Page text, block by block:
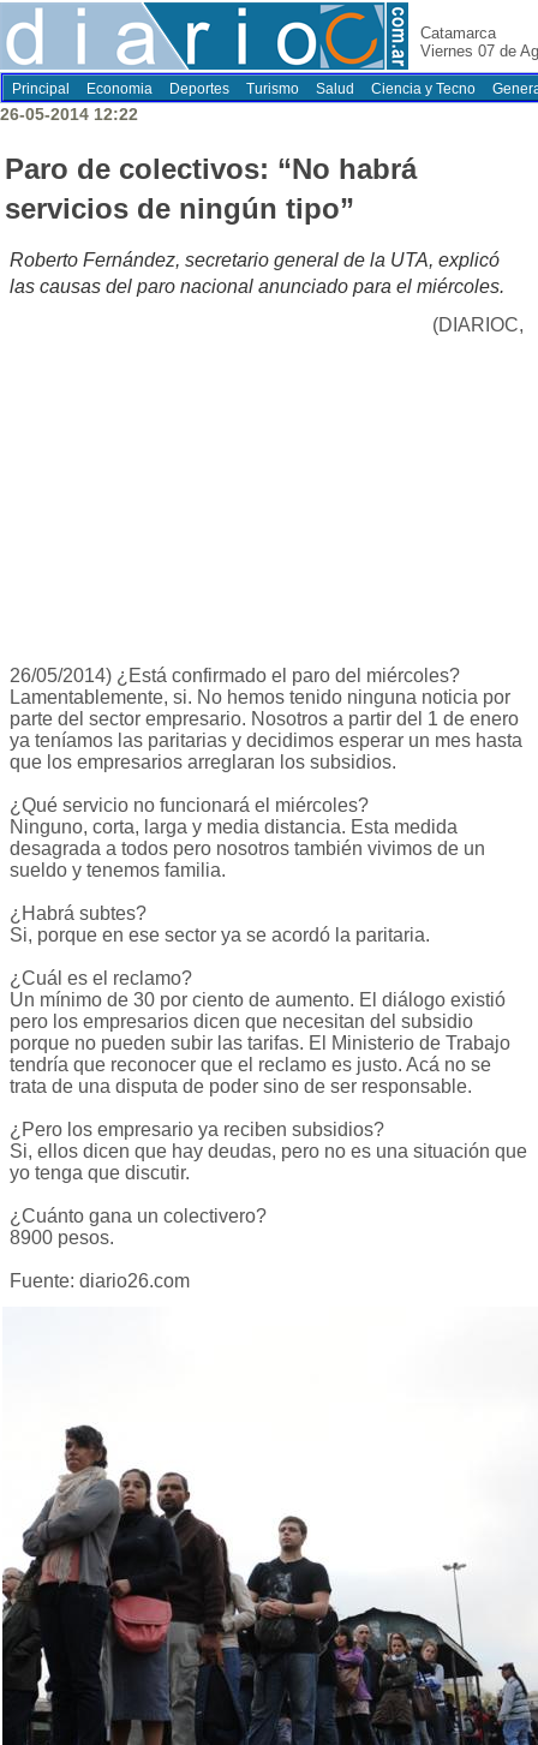
Catamarca
Viernes 07 de
Principal Economia Deportes Turismo Salud Ciencia y Tecno
26-05-2014 12:22
Paro de colectivos: “No habrá
servicios de ningún tipo”
Roberto Fernández, secretario general de la UTA, explicó
las causas del paro nacional anunciado para el miércoles.
(DIARIOC,
26/05/2014) ¿Está confirmado el paro del miércoles?
Lamentablemente, si. No hemos tenido ninguna noticia por
parte del sector empresario. Nosotros a partir del 1 de enero
ya teníamos las paritarias y decidimos esperar un mes hasta
que los empresarios arreglaran los subsidios.
¿Qué servicio no funcionará el miércoles?
Ninguno, corta, larga y media distancia. Esta medida
desagrada a todos pero nosotros también vivimos de un
sueldo y tenemos familia.
¿Habrá subtes?
Si, porque en ese sector ya se acordó la paritaria.
¿Cuál es el reclamo?
Un mínimo de 30 por ciento de aumento. El diálogo existió
pero los empresarios dicen que necesitan del subsidio
porque no pueden subir las tarifas. El Ministerio de Trabajo
tendría que reconocer que el reclamo es justo. Acá no se
trata de una disputa de poder sino de ser responsable.
¿Pero los empresario ya reciben subsidios?
Si, ellos dicen que hay deudas, pero no es una situación que
yo tenga que discutir.
¿Cuánto gana un colectivero?
8900 pesos.
Fuente: diario26.com